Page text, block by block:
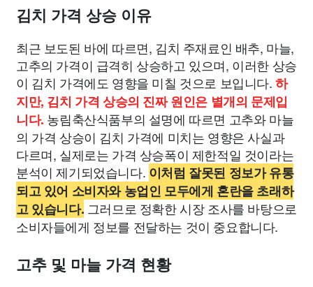
김치 가격 상승 이유
최근 보도된 바에 따르면, 김치 주재료인 배추, 마늘,
고추의 가격이 급격히 상승하고 있으며, 이러한 상승
이 김치 가격에도 영향을 미칠 것으로 보입니다.하
지만, 김치 가격 상승의 진짜 원인은 별개의 문제입
니다. 농림축산식품부의 설명에 따르면 고추와 마늘
의 가격 상승이 김치 가격에 미치는 영향은 사실과
다르며, 실제로는 가격 상승폭이 제한적일 것이라는
분석이 제기되었습니다. 이처럼 잘못된 정보가 유통
되고 있어 소비자와 농업인 모두에게 혼란을 초래하
고 있습니다. 그러므로 정확한 시장 조사를 바탕으로
소비자들에게 정보를 전달하는 것이 중요합니다.
고추 및 마늘 가격 현황